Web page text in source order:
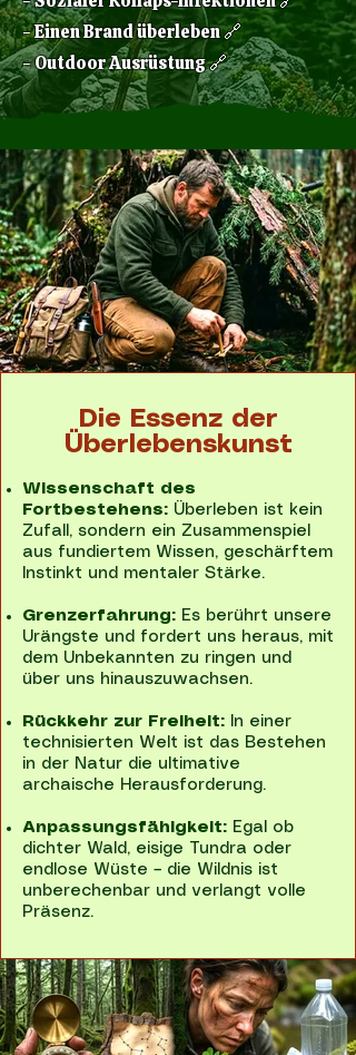
- Einen Brand überleben 🔗
- Outdoor Ausrüstung 🔗
Die Essenz der
Überlebenskunst
Wissenschaft des
Fortbestehens: Überleben ist kein
Zufall, sondern ein Zusammenspiel
aus fundiertem Wissen, geschärftem
Instinkt und mentaler Stärke.
Grenzerfahrung: Es berührt unsere
Urängste und fordert uns heraus, mit
dem Unbekannten zu ringen und
über uns hinauszuwachsen.
Rückkehr zur Freiheit:
In einer
technisierten Welt ist das Bestehen
in der Natur die ultimative
archaische Herausforderung.
Anpassungsfähigkeit: Egal ob
dichter Wald, eisige Tundra oder
endlose Wüste – die Wildnis ist
unberechenbar und verlangt volle
Präsenz.